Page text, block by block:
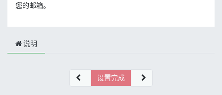
您的邮箱。
说明
设置完成